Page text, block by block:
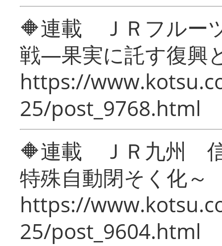
🔶連載 ＪＲフルー
戦―果実に託す復興
https://
25/post_9768.html
🔶連載 ＪＲ九州 信
特殊自動閉そく化～
https://
25/post_9604.html